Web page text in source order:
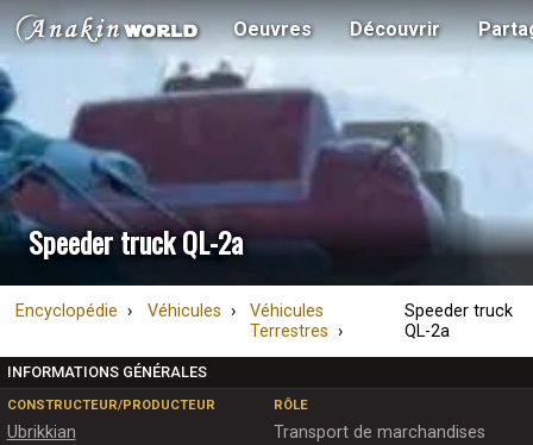
Oeuvres Découvrir
Speeder truck QL-2a
Encyclopédie Véhicules
Véhicules
Terrestres
Speeder truck
QL-2a
INFORMATIONS GÉNÉRALES
CONSTRUCTEUR/PRODUCTEUR
Ubrikkian
RÔLE
Transport de marchandises